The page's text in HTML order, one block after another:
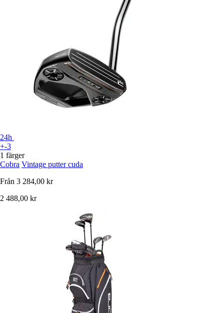
24h
+-3
1 färger
Cobra Vintage putter cuda
Från 3 284,00 kr
2 488,00 kr